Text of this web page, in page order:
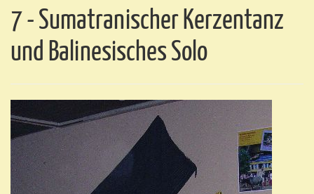
7 - Sumatranischer Kerzentanz
und Balinesisches Solo